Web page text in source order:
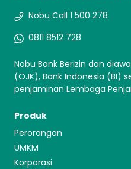
Nobu Call 1 500 278
0811 8512 728
Nobu Bank Berizin dan
(OJK), Bank Indonesia (BI)
penjaminan Lembaga
Produk
Perorangan
UMKM
Korporasi